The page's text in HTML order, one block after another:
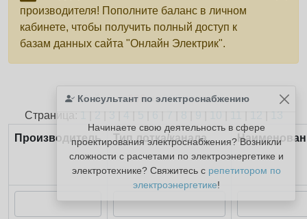
производителя! Пополните баланс в личном
кабинете, чтобы получить полный доступ к
базам данных сайта "Онлайн Электрик".
Консультант по электроснабжению
Начинаете свою деятельность в сфере
проектирования электроснабжения? Возникли
сложности с расчетами по электроэнергетике и
электротехнике? Свяжитесь с репетитором по
электроэнергетике!
Найдено366из366записей.
Страница:
1 | 2 | 3 | 4 | 5 | 6 | 7 | 8 | 9 | 10 | 11 | 12 | 13
Производитель
Тип лотка/канала